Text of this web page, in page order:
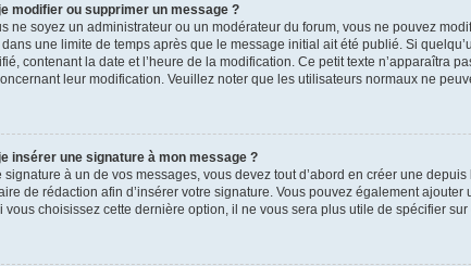
modifier ou supprimer un message ?
ne soyez un administrateur ou un modérateur du forum, vous ne pouvez
une limite de temps après que le message initial ait été publié. Si
contenant la date et l’heure de la modification. Ce petit texte n’apparaîtra
leur modification. Veuillez noter que les utilisateurs normaux ne
insérer une signature à mon message ?
signature à un de vos messages, vous devez tout d’abord en créer une
de rédaction afin d’insérer votre signature. Vous pouvez également
vous choisissez cette dernière option, il ne vous sera plus utile de spécifier